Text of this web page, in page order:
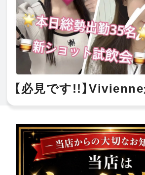
【必見です!!】
本日、システム
より公式LINEの配
ませんでした